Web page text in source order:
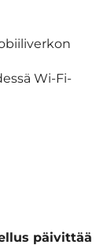
Wi-Fi-
päivittää